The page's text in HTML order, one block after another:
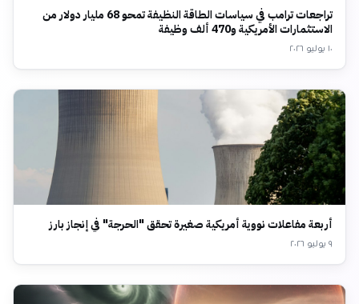
تراجعات ترامب في سياسات الطاقة النظيفة تمحو 68 مليار دولار من
الاستثمارات الأمريكية و470 ألف وظيفة
١٠ يوليو ٢٠٢٦
أربعة مفاعلات نووية أمريكية صغيرة تحقق "الحرجة" في إنجاز بارز
٩ يوليو ٢٠٢٦